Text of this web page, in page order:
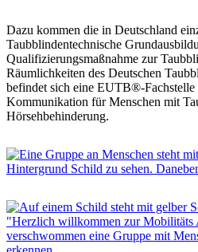
Dazu kommen die in Deutschland
Taubblindentechnische
Qualifizierungsmaßnahme zur
Räumlichkeiten des Deutschen
befindet sich eine EUTB®-
Kommunikation für Menschen mit
Hörsehbehinderung.